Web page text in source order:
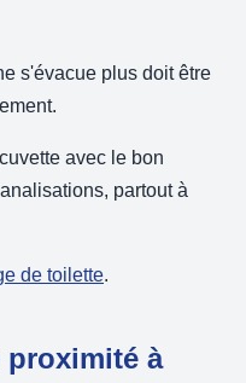
s'évacue plus doit être
avec le bon
partout à
de toilette.
proximité à